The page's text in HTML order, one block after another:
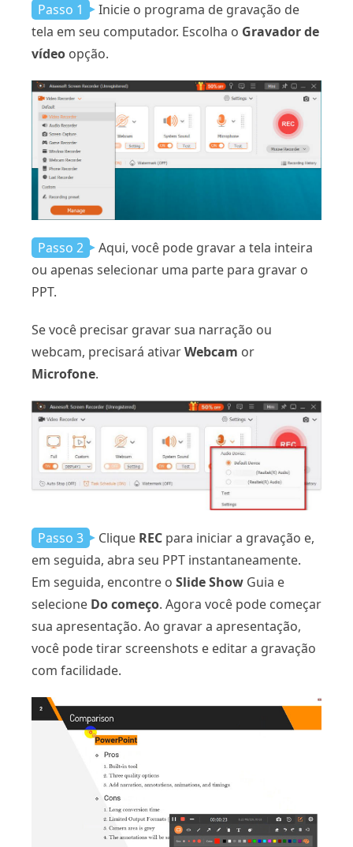
Passo 1
Inicie o programa de gravação de
tela em seu computador. Escolha o Gravador de
vídeo opção.
Passo 2
Aqui, você pode gravar a tela inteira
ou apenas selecionar uma parte para gravar o
PPT.
Se você precisar gravar sua narração ou
webcam, precisará ativarWebcam or
Microfone.
Passo 3 Clique REC para iniciar a gravação e,
em seguida, abra seu PPT instantaneamente.
Em seguida, encontre o Slide Show Guia e
selecione Do começo. Agora você pode começar
sua apresentação. Ao gravar a apresentação,
você pode tirar screenshots e editar a gravação
com facilidade.